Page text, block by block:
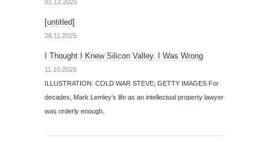
01.12.2025
[untitled]
26.11.2025
I Thought I Knew Silicon Valley. I Was Wrong
11.10.2025
ILLUSTRATION: COLD WAR STEVE; GETTY IMAGES For
decades, Mark Lemley’s life as an intellectual property lawyer
was orderly enough.